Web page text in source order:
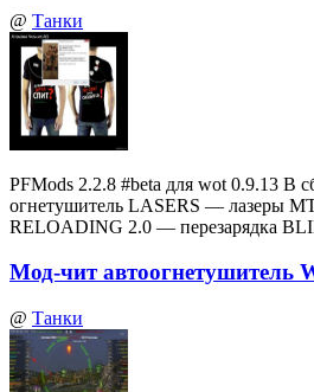
@ Танки
PFMods 2.2.8 #beta для wot 0.9.13
огнетушитель LASERS — лазеры
RELOADING 2.0 — перезарядка
Мод-чит автоогнетушитель
@ Танки